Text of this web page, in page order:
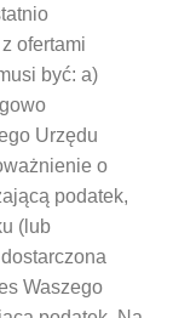
ofertami
być: a)
Urzędu
o
podatek,
(lub
Waszego